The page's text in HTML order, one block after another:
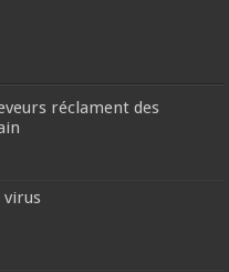
réclament des
virus